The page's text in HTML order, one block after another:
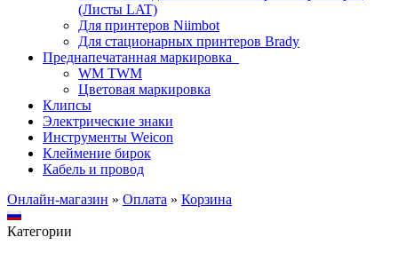
(Листы LAT)
Для принтеров Niimbot
Для стационарных принтеров Brady
Преднапечатанная маркировка
WM TWM
Цветовая маркировка
Клипсы
Электрические знаки
Инструменты Weicon
Клеймение бирок
Кабель и провод
Онлайн-магазин » Оплата » Корзина
Категории